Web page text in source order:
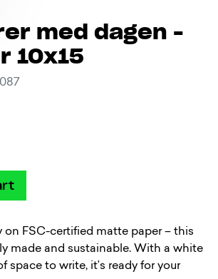
med dagen -
10x15
on FSC-certified matte paper – this
made and sustainable. With a white
space to write, it’s ready for your